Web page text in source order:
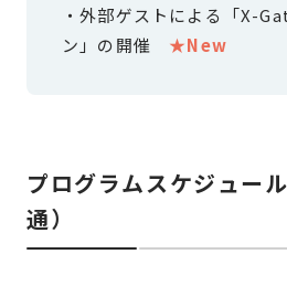
・外部ゲストによる「X-
ン」の開催 ★New
プログラムスケジュー
通）